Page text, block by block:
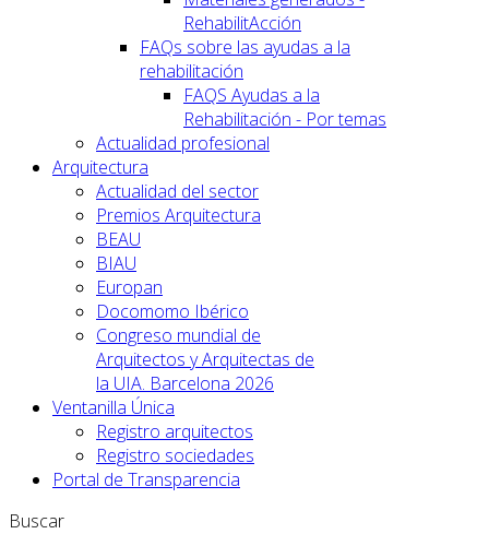
RehabilitAcción
FAQs sobre las ayudas a la
rehabilitación
FAQS Ayudas a la
Rehabilitación - Por temas
Actualidad profesional
Arquitectura
Actualidad del sector
Premios Arquitectura
BEAU
BIAU
Europan
Docomomo Ibérico
Congreso mundial de
Arquitectos y Arquitectas de
la UIA. Barcelona 2026
Ventanilla Única
Registro arquitectos
Registro sociedades
Portal de Transparencia
Buscar